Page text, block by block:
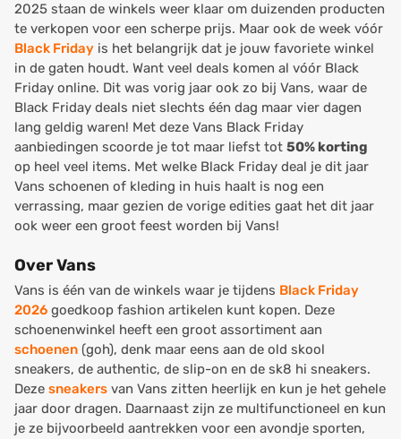
2025 staan de winkels weer klaar om duizenden producten
te verkopen voor een scherpe prijs. Maar ook de week vóór
Black Friday is het belangrijk dat je jouw favoriete winkel
in de gaten houdt. Want veel deals komen al vóór Black
Friday online. Dit was vorig jaar ook zo bij Vans, waar de
Black Friday deals niet slechts één dag maar vier dagen
lang geldig waren! Met deze Vans Black Friday
aanbiedingen scoorde je tot maar liefst tot 50% korting
op heel veel items. Met welke Black Friday deal je dit jaar
Vans schoenen of kleding in huis haalt is nog een
verrassing, maar gezien de vorige edities gaat het dit jaar
ook weer een groot feest worden bij Vans!
Over Vans
Vans is één van de winkels waar je tijdens Black Friday
2026 goedkoop fashion artikelen kunt kopen. Deze
schoenenwinkel heeft een groot assortiment aan
schoenen (goh), denk maar eens aan de old skool
sneakers, de authentic, de slip-on en de sk8 hi sneakers.
Deze sneakers van Vans zitten heerlijk en kun je het gehele
jaar door dragen. Daarnaast zijn ze multifunctioneel en kun
je ze bijvoorbeeld aantrekken voor een avondje sporten,